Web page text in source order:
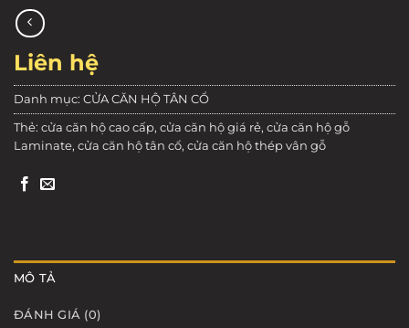
Liên hệ
Danh mục: CỬA CĂN HỘ TÂN CỔ
Thẻ: cửa căn hộ cao cấp, cửa căn hộ giá rẻ, cửa căn hộ gỗ
Laminate, cửa căn hộ tân cổ, cửa căn hộ thép vân gỗ
MÔ TẢ
ĐÁNH GIÁ (0)